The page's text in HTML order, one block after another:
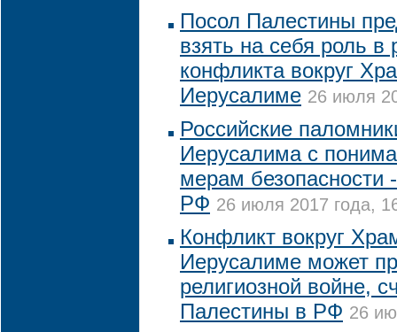
Посол Палестины
взять на себя роль в
конфликта вокруг
Иерусалиме 26 июля
Российские
Иерусалима с
мерам безопасности
РФ 26 июля 2017 года,
Конфликт вокруг
Иерусалиме может
религиозной войне,
Палестины в РФ 26